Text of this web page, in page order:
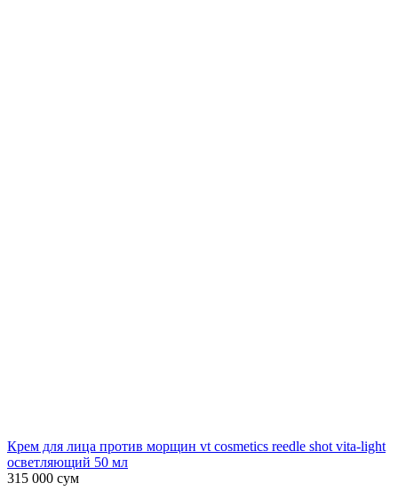
Крем для лица против морщин vt cosmetics reedle shot vita-light
осветляющий 50 мл
315 000 сум